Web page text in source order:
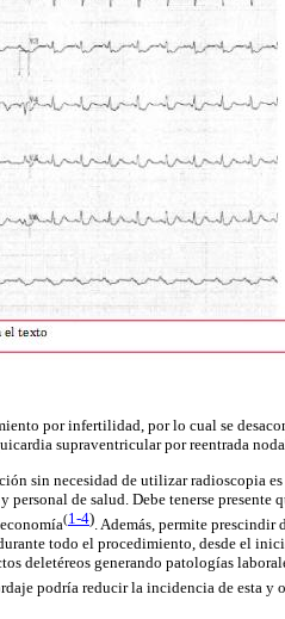
por infertilidad, por lo cual se
supraventricularpor reentrada
sin necesidad de utilizar radioscopia
de salud. Debe tenerse presente
economía(1-4). Además, permite
todo el procedimiento, desde el
deletéreos generando patologías
podría reducir la incidencia de esta y